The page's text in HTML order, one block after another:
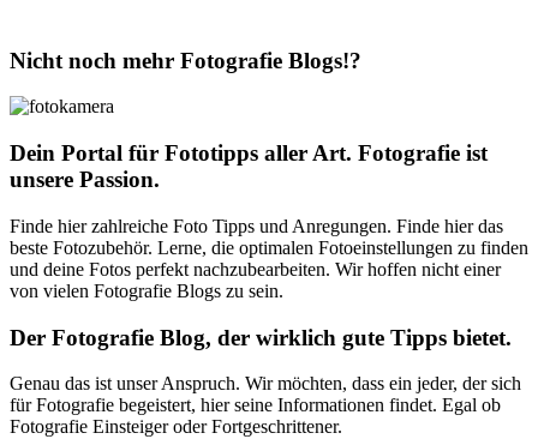
Nicht noch mehr Fotografie Blogs!?
Dein Portal für Fototipps aller Art. Fotografie ist
unsere Passion.
Finde hier zahlreiche Foto Tipps und Anregungen. Finde hier das
beste Fotozubehör. Lerne, die optimalen Fotoeinstellungen zu finden
und deine Fotos perfekt nachzubearbeiten. Wir hoffen nicht einer
von vielen Fotografie Blogs zu sein.
Der Fotografie Blog, der wirklich gute Tipps bietet.
Genau das ist unser Anspruch. Wir möchten, dass ein jeder, der sich
für Fotografie begeistert, hier seine Informationen findet. Egal ob
Fotografie Einsteiger oder Fortgeschrittener.